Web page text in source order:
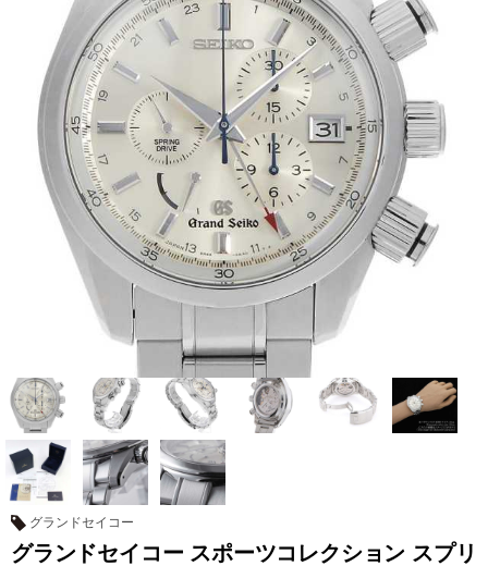
全てのブランドを見
る
ロレックス
パテック
フィリップ
オーデマピゲ ウブロ カルティエ
グランド
セイコー
オメガ
グランドセイコー
グランドセイコー スポーツコレクション スプリ